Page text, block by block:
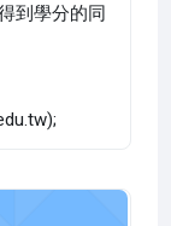
到學分的同